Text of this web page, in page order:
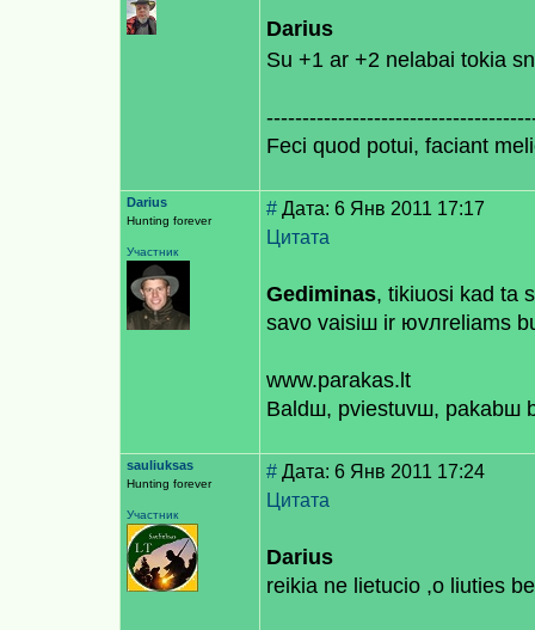
Darius
Su +1 ar +2 nelabai tokiа
Feci quod potui, faciant
Darius
Hunting forever
Участник
# Дата: 6 Янв 2011 17:17
Цитата
Gediminas, tikiuosi kad tа
savo vaisiш ir юvлreliams
www.parakas.lt
Baldш, рviestuvш, pakabш
sauliuksas
Hunting forever
Участник
# Дата: 6 Янв 2011 17:24
Цитата
Darius
reikia ne lietucio ,o liuties